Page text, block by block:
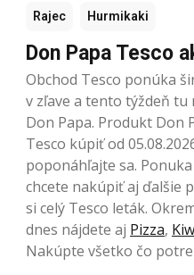
Rajec Hurmikaki
Don Papa Tesco
Obchod Tesco ponúka
v zľave a tento týždeň
Don Papa. Produkt Don
Tesco kúpiť od
poponáhľajte sa.
chcete nakúpiť aj ďalšie
si celý Tesco leták.
dnes nájdete aj Pizza,
Nakúpte všetko čo